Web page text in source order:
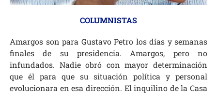
COLUMNISTAS
Amargos son para Gustavo Petro los días y semanas
finales de su presidencia. Amargos, pero no
infundados. Nadie obró con mayor determinación
que él para que su situación política y personal
evolucionara en esa dirección. El inquilino de la Casa